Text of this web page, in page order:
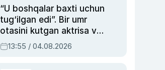
“U boshqalar baxti uchun
tug‘ilgan edi”. Bir umr
otasini kutgan aktrisa va
dublyaj ustasi Rimma
Ahmedovaning
13:55 / 04.08.2026